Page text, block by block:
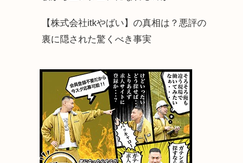
【株式会社itkやばい】の真相は？悪評の
裏に隠された驚くべき事実